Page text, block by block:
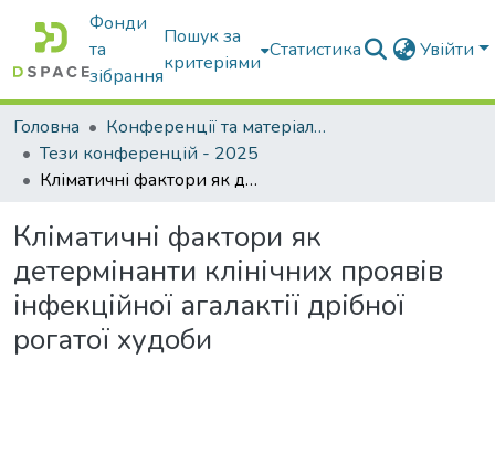
Фонди
та
зібрання
Пошук за
критеріями
Статистика Увійти
Головна
Конференції та матеріали конференцій
Тези конференцій - 2025
Кліматичні фактори як детермінанти клінічних проявів інфекційної агалактії дрібної рогатої худоби
Кліматичні фактори як
детермінанти клінічних проявів
інфекційної агалактії дрібної
рогатої худоби